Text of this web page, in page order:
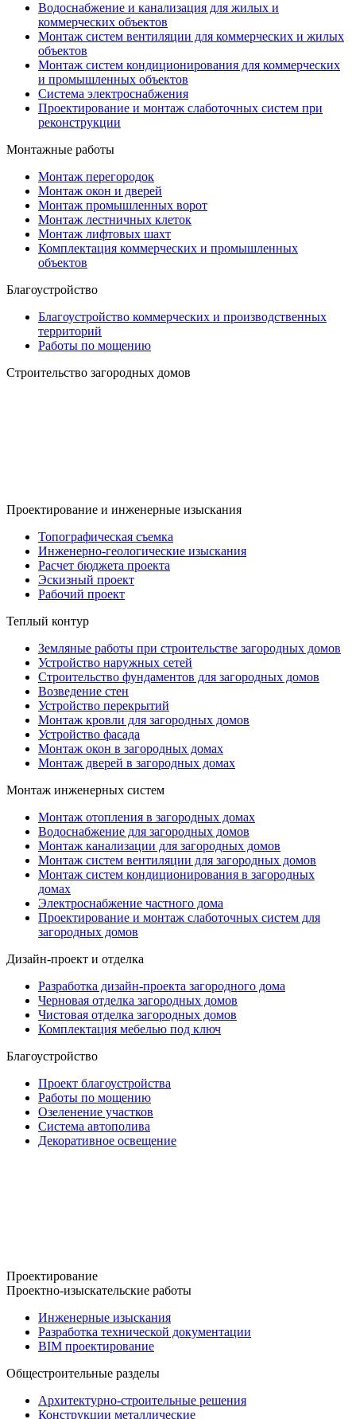
Водоснабжение и канализация для жилых и
коммерческих объектов
Монтаж систем вентиляции для коммерческих и жилых
объектов
Монтаж систем кондиционирования для коммерческих
и промышленных объектов
Система электроснабжения
Проектирование и монтаж слаботочных систем при
реконструкции
Монтажные работы
Монтаж перегородок
Монтаж окон и дверей
Монтаж промышленных ворот
Монтаж лестничных клеток
Монтаж лифтовых шахт
Комплектация коммерческих и промышленных
объектов
Благоустройство
Благоустройство коммерческих и производственных
территорий
Работы по мощению
Строительство загородных домов
Проектирование и инженерные изыскания
Топографическая съемка
Инженерно-геологические изыскания
Расчет бюджета проекта
Эскизный проект
Рабочий проект
Теплый контур
Земляные работы при строительстве загородных домов
Устройство наружных сетей
Строительство фундаментов для загородных домов
Возведение стен
Устройство перекрытий
Монтаж кровли для загородных домов
Устройство фасада
Монтаж окон в загородных домах
Монтаж дверей в загородных домах
Монтаж инженерных систем
Монтаж отопления в загородных домах
Водоснабжение для загородных домов
Монтаж канализации для загородных домов
Монтаж систем вентиляции для загородных домов
Монтаж систем кондиционирования в загородных
домах
Электроснабжение частного дома
Проектирование и монтаж слаботочных систем для
загородных домов
Дизайн-проект и отделка
Разработка дизайн-проекта загородного дома
Черновая отделка загородных домов
Чистовая отделка загородных домов
Комплектация мебелью под ключ
Благоустройство
Проект благоустройства
Работы по мощению
Озеленение участков
Система автополива
Декоративное освещение
Проектирование
Проектно-изыскательские работы
Инженерные изыскания
Разработка технической документации
BIM проектирование
Общестроительные разделы
Архитектурно-строительные решения
Конструкции металлические